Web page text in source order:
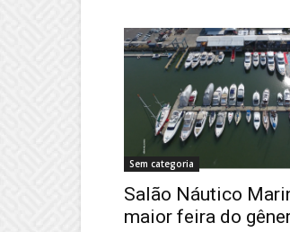
Sem categoria
Salão Náutico
maior feira do